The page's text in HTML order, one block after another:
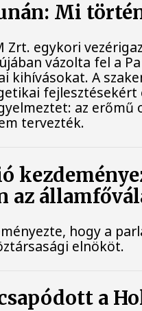
Mi
Zrt. egykori
vázolta fel a
kihívásokat. A
fejlesztésekért
az erőmű
tervezték.
az
hogy a
elnököt.
a